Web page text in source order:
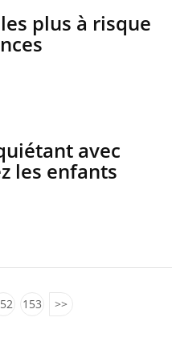
plus à risque
avec
les enfants
153 >>